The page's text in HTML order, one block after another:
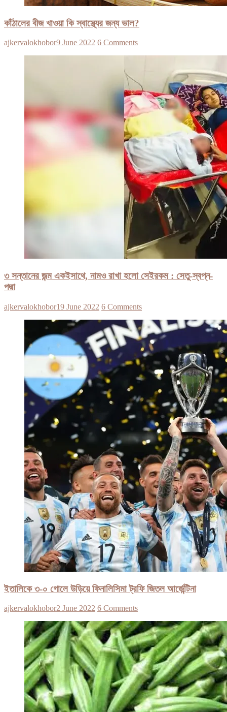
কাঁঠালের বীজ খাওয়া কি স্বাস্থ্যের জন্য ভাল?
ajkervalokhobor9 June 2022 6 Comments
৩ সন্তানের জন্ম একইসাথে, নামও রাখা হলো সেইরকম : সেতু-স্বপ্ন-
পদ্মা
ajkervalokhobor19 June 2022 6 Comments
ইতালিকে ৩-০ গোলে উড়িয়ে ফিনালিসিমা ট্রফি জিতল আর্জেন্টিনা
ajkervalokhobor2 June 2022 6 Comments